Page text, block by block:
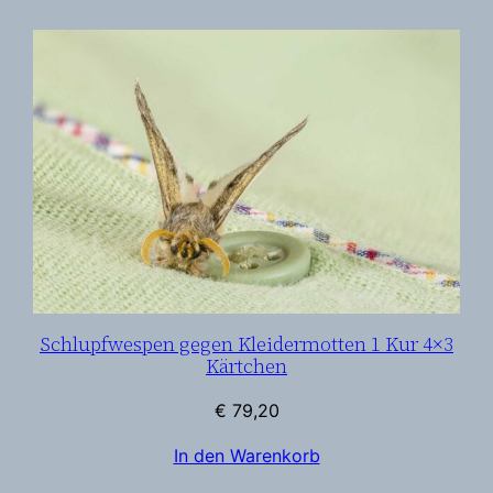
g
e
Schlupfwespen gegen Kleidermotten 1 Kur 4×3
Kärtchen
€ 79,20
In den Warenkorb